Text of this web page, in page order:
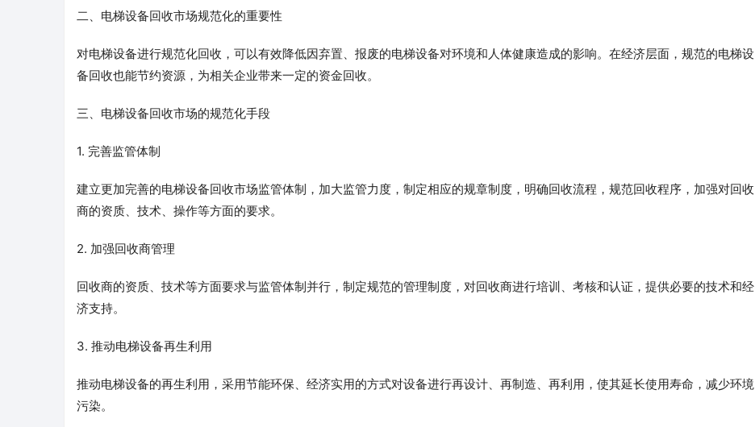
二、电梯设备回收市场规范化的重要性
对电梯设备进行规范化回收，可以有效降低因弃置、报废的电梯设备对环境和人体健康造成的影响。在经济层面，规范的电梯设
备回收也能节约资源，为相关企业带来一定的资金回收。
三、电梯设备回收市场的规范化手段
1. 完善监管体制
建立更加完善的电梯设备回收市场监管体制，加大监管力度，制定相应的规章制度，明确回收流程，规范回收程序，加强对回收
商的资质、技术、操作等方面的要求。
2. 加强回收商管理
回收商的资质、技术等方面要求与监管体制并行，制定规范的管理制度，对回收商进行培训、考核和认证，提供必要的技术和经
济支持。
3. 推动电梯设备再生利用
推动电梯设备的再生利用，采用节能环保、经济实用的方式对设备进行再设计、再制造、再利用，使其延长使用寿命，减少环境
污染。